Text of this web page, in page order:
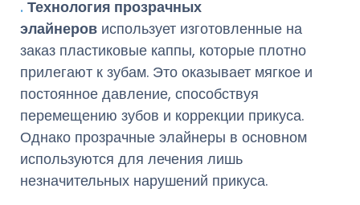
. Технология прозрачных
элайнеров использует изготовленные на
заказ пластиковые каппы, которые плотно
прилегают к зубам. Это оказывает мягкое и
постоянное давление, способствуя
перемещению зубов и коррекции прикуса.
Однако прозрачные элайнеры в основном
используются для лечения лишь
незначительных нарушений прикуса.